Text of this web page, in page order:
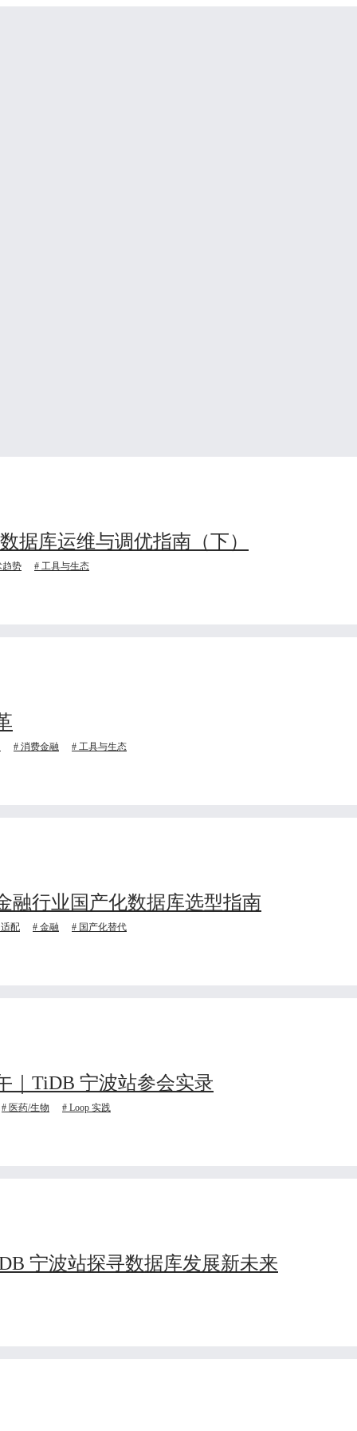
据库运维与调优指南（下）
趋势 工具与生态
消费金融 工具与生态
融行业国产化数据库选型指南
配 金融 国产化替代
｜TiDB 宁波站参会实录
医药/生物 Loop 实践
宁波站探寻数据库发展新未来